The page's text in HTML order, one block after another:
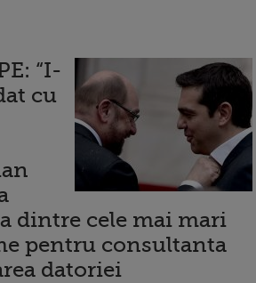
“I-
cu
dintre cele mai mari
pentru consultanta
datoriei